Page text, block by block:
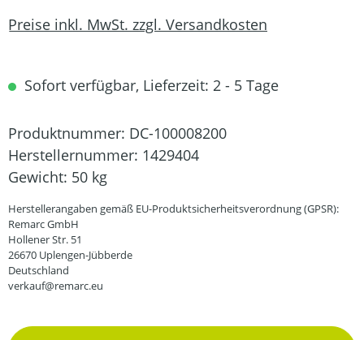
Preise inkl. MwSt. zzgl. Versandkosten
Sofort verfügbar, Lieferzeit: 2 - 5 Tage
Produktnummer: DC-100008200
Herstellernummer: 1429404
Gewicht: 50 kg
Herstellerangaben gemäß EU-Produktsicherheitsverordnung (GPSR):
Remarc GmbH
Hollener Str. 51
26670 Uplengen-Jübberde
Deutschland
verkauf@remarc.eu